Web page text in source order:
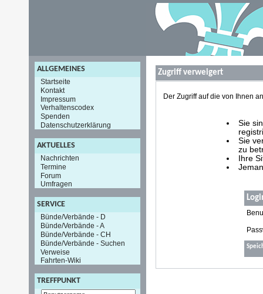
ALLGEMEINES
Startseite
Kontakt
Impressum
Verhaltenscodex
Spenden
Datenschutzerklärung
AKTUELLES
Nachrichten
Termine
Forum
Umfragen
SERVICE
Bünde/Verbände - D
Bünde/Verbände - A
Bünde/Verbände - CH
Bünde/Verbände - Suchen
Verweise
Fahrten-Wiki
TREFFPUNKT
Zugriff verweigert
Der Zugriff auf die von Ihnen
Sie
Sie
zu
Ihre